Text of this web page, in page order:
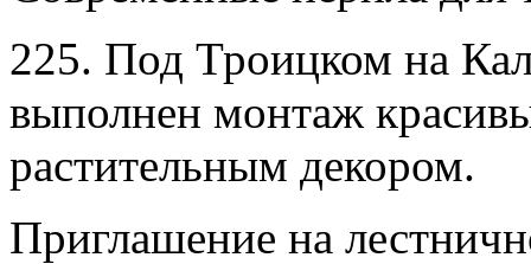
225. Под Троицком на
выполнен монтаж
растительным декором.
Приглашение на